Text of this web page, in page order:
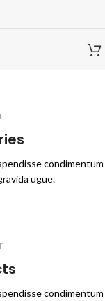
condimentum
ugue.
condimentum